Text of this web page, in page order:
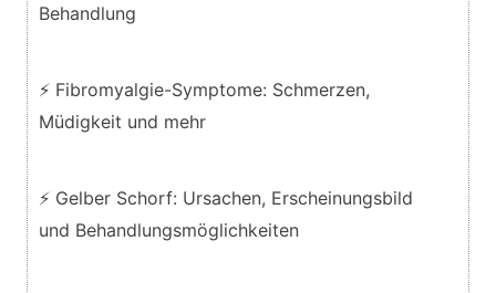
Behandlung
⚡ Fibromyalgie-Symptome: Schmerzen,
Müdigkeit und mehr
⚡ Gelber Schorf: Ursachen, Erscheinungsbild
und Behandlungsmöglichkeiten